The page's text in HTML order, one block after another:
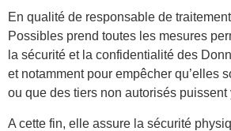
En qualité de responsable de
Possibles prend toutes les mesures
la sécurité et la confidentialité des
et notamment pour empêcher qu’elles
ou que des tiers non autorisés puissent
A cette fin, elle assure la sécurité